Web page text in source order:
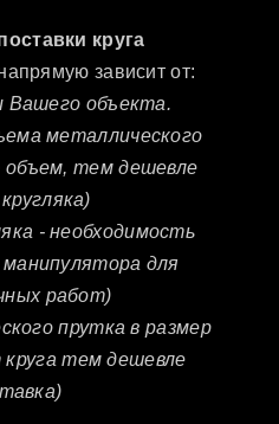
круга
зависит от:
Вашего объекта.
металлического
объем, тем дешевле
- необходимость
манипулятора для
работ)
прутка в размер
круга тем дешевле